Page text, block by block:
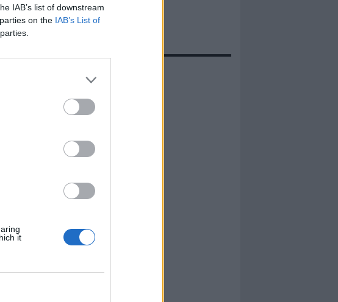
IAB’s list of downstream
on the IAB’s List of
it